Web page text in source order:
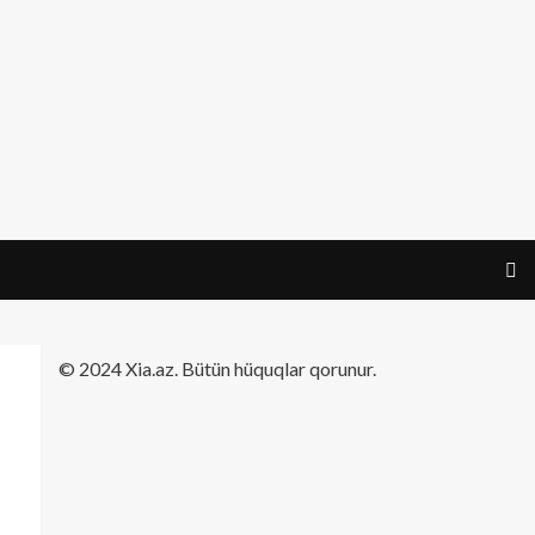
​© 2024 Xia.az. Bütün hüquqlar qorunur.